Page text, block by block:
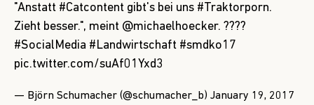
"Anstatt #Catcontent gibt's bei uns #Traktorporn.
Zieht besser.", meint @michaelhoecker. ????
#SocialMedia #Landwirtschaft #smdko17
pic.twitter.com/suAf01Yxd3
— Björn Schumacher (@schumacher_b) January 19, 2017